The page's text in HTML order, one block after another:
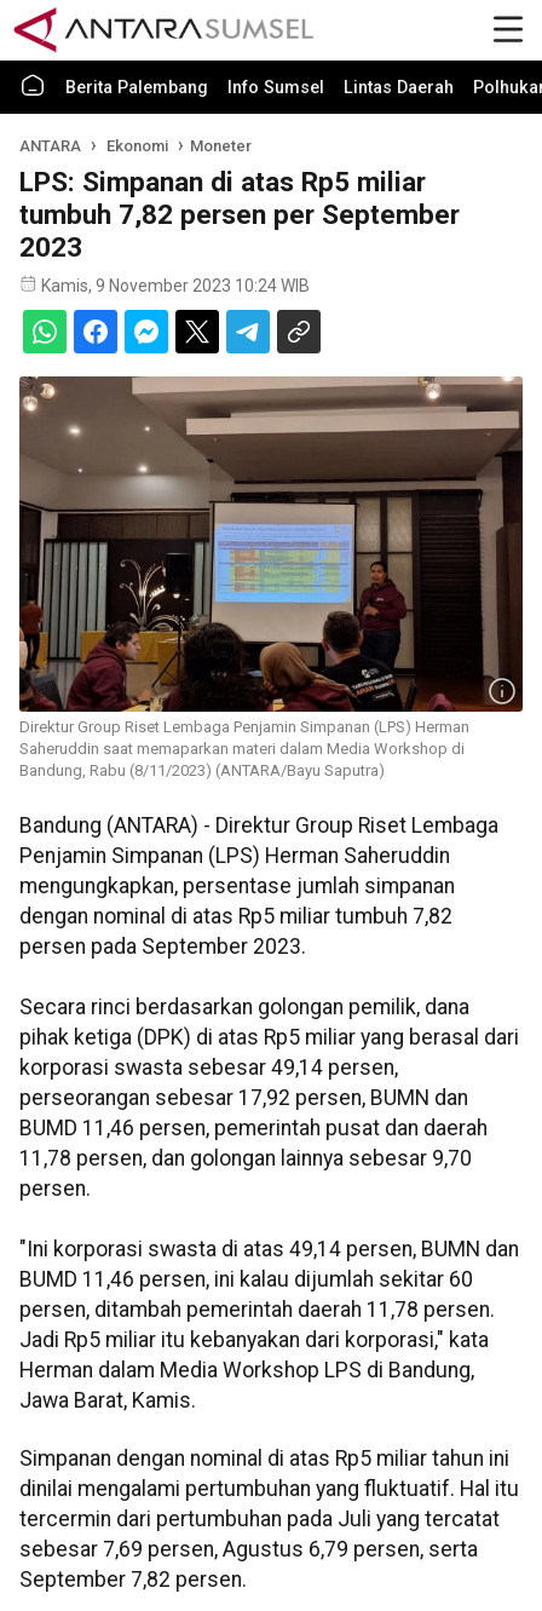
Berita Palembang Info Sumsel Lintas Daerah
ANTARA Ekonomi Moneter
LPS: Simpanan di atas Rp5 miliar
tumbuh 7,82 persen per September
2023
Kamis, 9 November 2023 10:24 WIB
Direktur Group Riset Lembaga Penjamin Simpanan (LPS) Herman
Saheruddin saat memaparkan materi dalam Media Workshop di
Bandung, Rabu (8/11/2023) (ANTARA/Bayu Saputra)
Bandung (ANTARA) - Direktur Group Riset Lembaga
Penjamin Simpanan (LPS) Herman Saheruddin
mengungkapkan, persentase jumlah simpanan
dengan nominal di atas Rp5 miliar tumbuh 7,82
persen pada September 2023.
Secara rinci berdasarkan golongan pemilik, dana
pihak ketiga (DPK) di atas Rp5 miliar yang berasal dari
korporasi swasta sebesar 49,14 persen,
perseorangan sebesar 17,92 persen, BUMN dan
BUMD 11,46 persen, pemerintah pusat dan daerah
11,78 persen, dan golongan lainnya sebesar 9,70
persen.
"Ini korporasi swasta di atas 49,14 persen, BUMN dan
BUMD 11,46 persen, ini kalau dijumlah sekitar 60
persen, ditambah pemerintah daerah 11,78 persen.
Jadi Rp5 miliar itu kebanyakan dari korporasi," kata
Herman dalam Media Workshop LPS di Bandung,
Jawa Barat, Kamis.
Simpanan dengan nominal di atas Rp5 miliar tahun ini
dinilai mengalami pertumbuhan yang fluktuatif. Hal itu
tercermin dari pertumbuhan pada Juli yang tercatat
sebesar 7,69 persen, Agustus 6,79 persen, serta
September 7,82 persen.